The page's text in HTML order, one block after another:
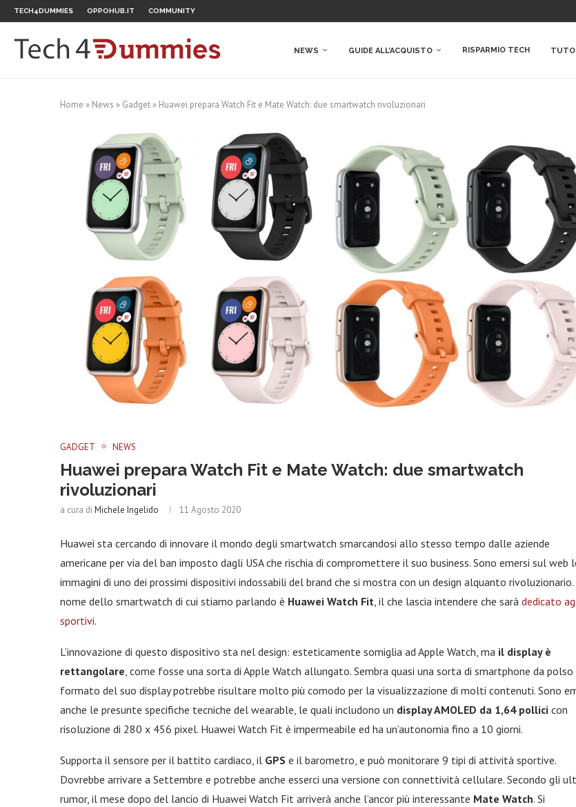
TECH4DUMMIES OPPOHUB.IT COMMUNITY
NEWS GUIDE ALL’ACQUISTO RISPARMIO TECH
Home » News » Gadget » Huawei prepara Watch Fit e Mate Watch: due smartwatch rivoluzionari
GADGET NEWS
Huawei prepara Watch Fit e Mate Watch: due smartwatch
rivoluzionari
a cura di Michele Ingelido 11 Agosto 2020
Huawei sta cercando di innovare il mondo degli smartwatch smarcandosi allo stesso tempo dalle aziende
americane per via del ban imposto dagli USA che rischia di compromettere il suo business. Sono emersi sul web
immagini di uno dei prossimi dispositivi indossabili del brand che si mostra con un design alquanto
nome dello smartwatch di cui stiamo parlando è Huawei Watch Fit , il che lascia intendere che sarà dedicato
sportivi.
L’innovazione di questo dispositivo sta nel design: esteticamente somiglia ad Apple Watch, ma il display è
rettangolare , come fosse una sorta di Apple Watch allungato. Sembra quasi una sorta di smartphone da
formato del suo display potrebbe risultare molto più comodo per la visualizzazione di molti contenuti. Sono
anche le presunte specifiche tecniche del wearable, le quali includono un display AMOLED da 1,64 pollici con
risoluzione di 280 x 456 pixel. Huawei Watch Fit è impermeabile ed ha un’autonomia fino a 10 giorni.
Supporta il sensore per il battito cardiaco, il GPS e il barometro, e può monitorare 9 tipi di attività sportive.
Dovrebbe arrivare a Settembre e potrebbe anche esserci una versione con connettività cellulare. Secondo gli
rumor, il mese dopo del lancio di Huawei Watch Fit arriverà anche l’ancor più interessante Mate Watch. Si